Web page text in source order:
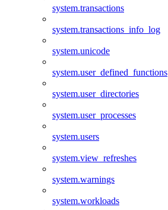
system.transactions
system.transactions_info_log
system.unicode
system.user_defined_functions
system.user_directories
system.user_processes
system.users
system.view_refreshes
system.warnings
system.workloads